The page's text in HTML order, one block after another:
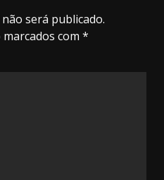
será publicado.
com *